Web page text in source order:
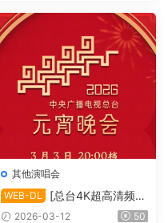
BluRay.FLAC2.0.x264]
其他演唱会
WEB-DL
[总台4K超高清频道
2026年中央广播电视总台元
2026-03-12 50